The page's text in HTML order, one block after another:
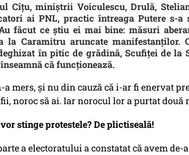
Cîțu, miniștrii Voiculescu, Drulă,
ai PNL, practic întreaga Putere s-
făcut ce știu ei mai bine: măsuri
la Caramitru aruncate manifestanților.
în pitic de grădină, Scufiței de la
că funcționează.
a mers, și nu din cauză că i-ar fi enervat
noroc să ai. Iar norocul lor a purtat
vor stinge protestele? De plictiseală!
a electoratului a constatat că avem